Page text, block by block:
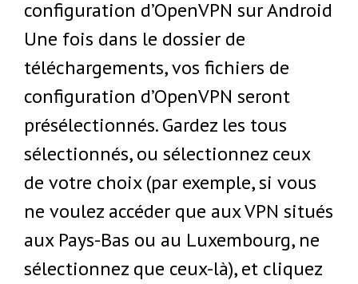
configuration d’OpenVPN sur Android
Une fois dans le dossier de
téléchargements, vos fichiers de
configuration d’OpenVPN seront
présélectionnés. Gardez les tous
sélectionnés, ou sélectionnez ceux
de votre choix (par exemple, si vous
ne voulez accéder que aux VPN situés
aux Pays-Bas ou au Luxembourg, ne
sélectionnez que ceux-là), et cliquez